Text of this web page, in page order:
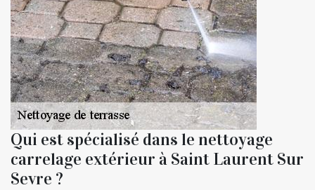
Qui est spécialisé dans le nettoyage
carrelage extérieur à Saint Laurent Sur
Sevre ?